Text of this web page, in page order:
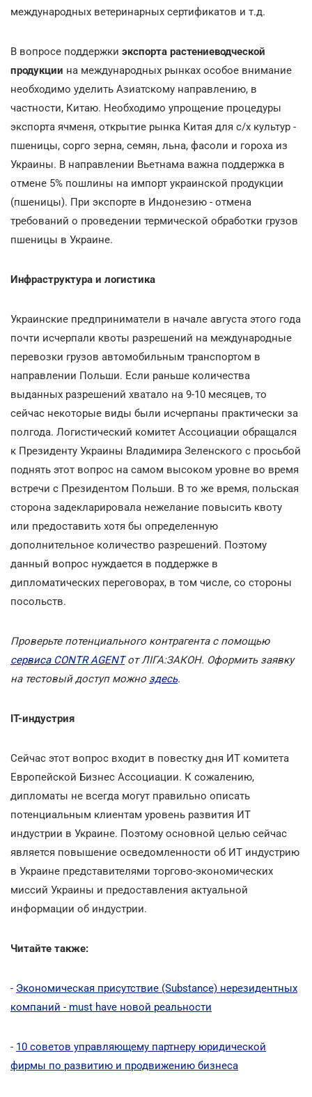
международных ветеринарных сертификатов и т.д.
В вопросе поддержки экспорта растениеводческой
продукции на международных рынках особое внимание
необходимо уделить Азиатскому направлению, в
частности, Китаю. Необходимо упрощение процедуры
экспорта ячменя, открытие рынка Китая для с/х культур -
пшеницы, сорго зерна, семян, льна, фасоли и гороха из
Украины. В направлении Вьетнама важна поддержка в
отмене 5% пошлины на импорт украинской продукции
(пшеницы). При экспорте в Индонезию - отмена
требований о проведении термической обработки грузов
пшеницы в Украине.
Инфраструктура и логистика
Украинские предприниматели в начале августа этого года
почти исчерпали квоты разрешений на международные
перевозки грузов автомобильным транспортом в
направлении Польши. Если раньше количества
выданных разрешений хватало на 9-10 месяцев, то
сейчас некоторые виды были исчерпаны практически за
полгода. Логистический комитет Ассоциации обращался
к Президенту Украины Владимира Зеленского с просьбой
поднять этот вопрос на самом высоком уровне во время
встречи с Президентом Польши. В то же время, польская
сторона задекларировала нежелание повысить квоту
или предоставить хотя бы определенную
дополнительное количество разрешений. Поэтому
данный вопрос нуждается в поддержке в
дипломатических переговорах, в том числе, со стороны
посольств.
Проверьте потенциального контрагента с помощью
сервиса CONTR AGENTот ЛІГА:ЗАКОН. Оформить заявку
на тестовый доступ можно здесь.
ІТ-индустрия
Сейчас этот вопрос входит в повестку дня ИТ комитета
Европейской Бизнес Ассоциации. К сожалению,
дипломаты не всегда могут правильно описать
потенциальным клиентам уровень развития ИТ
индустрии в Украине. Поэтому основной целью сейчас
является повышение осведомленности об ИТ индустрию
в Украине представителями торгово-экономических
миссий Украины и предоставления актуальной
информации об индустрии.
Читайте также:
- Экономическая присутствие (Substance) нерезидентных
компаний - must have новой реальности
- 10 советов управляющему партнеру юридической
фирмы по развитию и продвижению бизнеса